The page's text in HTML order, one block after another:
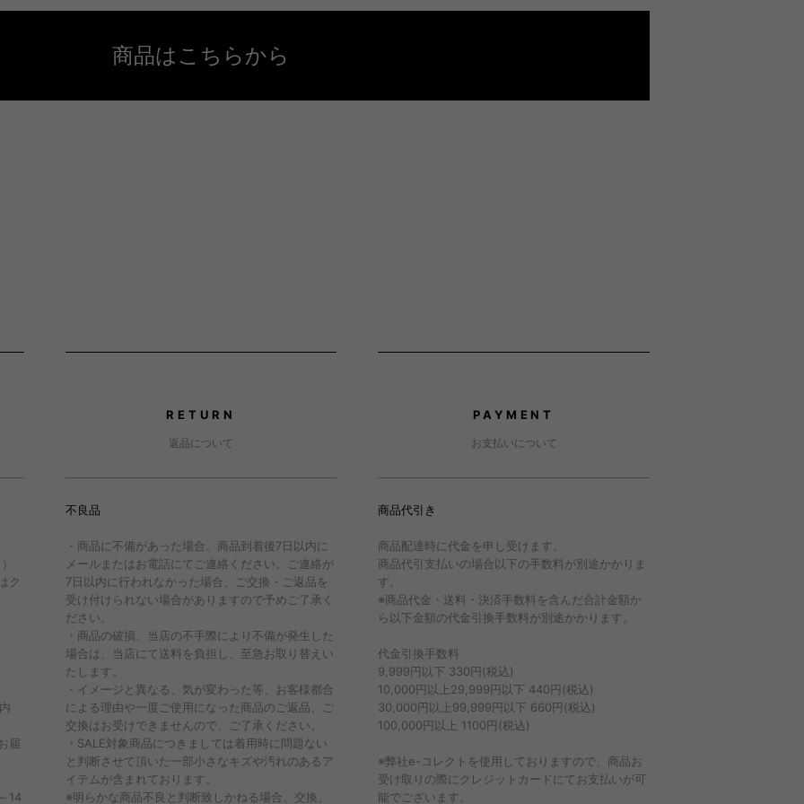
商品はこちらから
ク
届
14
RETURN
返品について
不良品
・商品に不備があった場合、商品到着後7日以内に
メールまたはお電話にてご連絡ください。ご連絡が
7日以内に行われなかった場合、ご交換・ご返品を
受け付けられない場合がありますので予めご了承く
ださい。
・商品の破損、当店の不手際により不備が発生した
場合は、当店にて送料を負担し、至急お取り替えい
たします。
・イメージと異なる、気が変わった等、お客様都合
による理由や一度ご使用になった商品のご返品、ご
交換はお受けできませんので、ご了承ください。
・SALE対象商品につきましては着用時に問題ない
と判断させて頂いた一部小さなキズや汚れのあるア
イテムが含まれております。
※明らかな商品不良と判断致しかねる場合、交換、
PAYMENT
お支払いについて
商品代引き
商品配達時に代金を申し受けます。
商品代引支払いの場合以下の手数料が別途かかりま
す。
※商品代金・送料・決済手数料を含んだ合計金額か
ら以下金額の代金引換手数料が別途かかります。
代金引換手数料
9,999円以下 330円(税込)
10,000円以上29,999円以下 440円(税込)
30,000円以上99,999円以下 660円(税込)
100,000円以上 1100円(税込)
※弊社e-コレクトを使用しておりますので、商品お
受け取りの際にクレジットカードにてお支払いが可
能でございます。